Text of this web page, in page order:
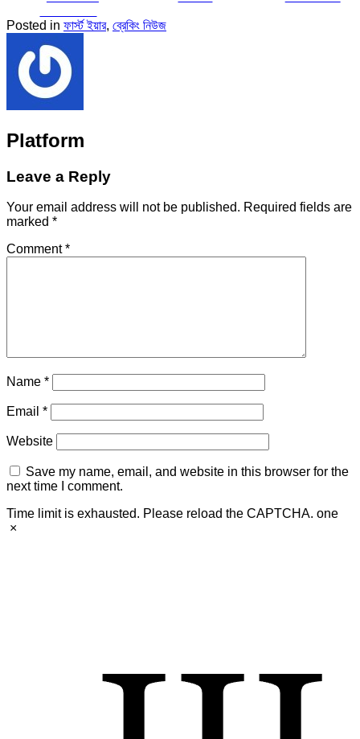
Posted in ফার্স্ট ইয়ার, ব্রেকিং নিউজ
Platform
Leave a Reply
Your email address will not be published. Required fields are
marked *
Comment*
Name *
Email *
Website
Save my name, email, and website in this browser for the
next time I comment.
Time limit is exhausted. Please reload the CAPTCHA. one
×